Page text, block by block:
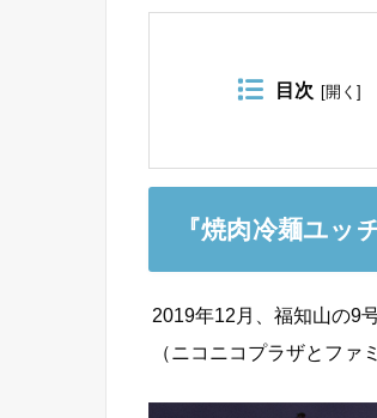
目次 [開く]
『焼肉冷麺ユッ
2019年12月、福知山の9
（ニコニコプラザとファ